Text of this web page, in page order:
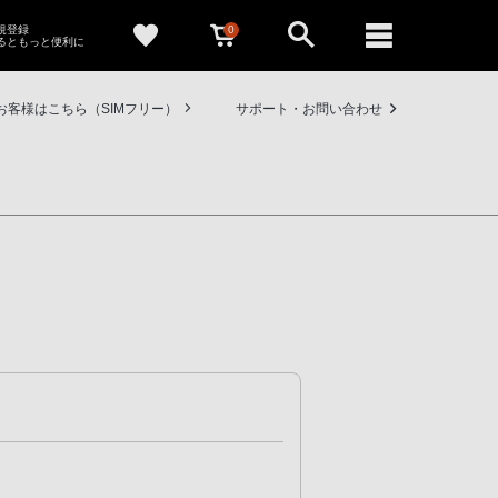
登録
ともっと便利に
0
客様はこちら（SIMフリー） サポート・お問い合わせ